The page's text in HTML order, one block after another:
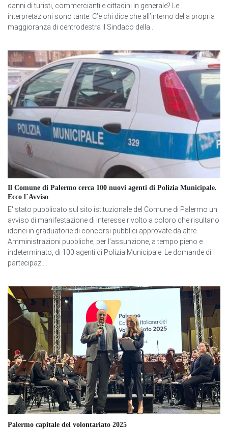
danni di turisti, commercianti e cittadini in generale? Le
interpretazioni sono tante. C’è chi dice che all’interno della propria
maggioranza di centrodestra il Sindaco della...
Il Comune di Palermo cerca 100 nuovi agenti di Polizia Municipale.
Ecco l´Avviso
E' stato pubblicato sul sito istituzionale del Comune di Palermo un
avviso di manifestazione di interesse rivolto a coloro che risultano
idonei in graduatorie di concorsi pubblici approvate da altre
Amministrazioni pubbliche, per l’assunzione, a tempo pieno e
indeterminato, di 100 agenti di Polizia Municipale. Le domande di
partecipazi...
Palermo capitale del volontariato 2025